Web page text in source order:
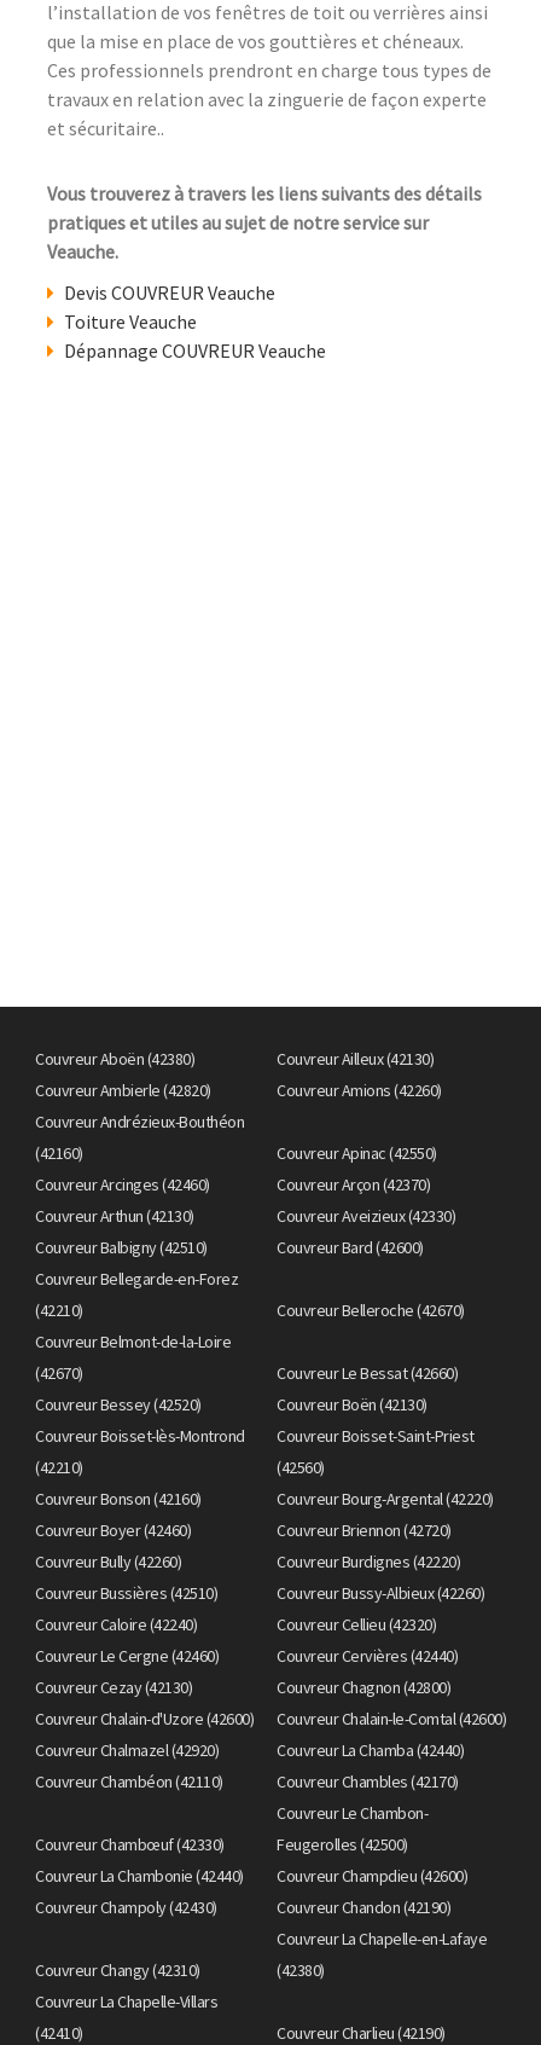
l’installation de vos fenêtres de toit ou verrières ainsi
que la mise en place de vos gouttières et chéneaux.
Ces professionnels prendront en charge tous types de
travaux en relation avec la zinguerie de façon experte
et sécuritaire..
Vous trouverez à travers les liens suivants des détails
pratiques et utiles au sujet de notre service sur
Veauche.
Devis COUVREUR Veauche
Toiture Veauche
Dépannage COUVREUR Veauche
Couvreur Aboën (42380)
Couvreur Ailleux (42130)
Couvreur Ambierle (42820)
Couvreur Amions (42260)
Couvreur Andrézieux-Bouthéon
(42160)
Couvreur Apinac (42550)
Couvreur Arcinges (42460)
Couvreur Arçon (42370)
Couvreur Arthun (42130)
Couvreur Aveizieux (42330)
Couvreur Balbigny (42510)
Couvreur Bard (42600)
Couvreur Bellegarde-en-Forez
(42210)
Couvreur Belleroche (42670)
Couvreur Belmont-de-la-Loire
(42670)
Couvreur Le Bessat (42660)
Couvreur Bessey (42520)
Couvreur Boën (42130)
Couvreur Boisset-lès-Montrond
(42210)
Couvreur Boisset-Saint-Priest
(42560)
Couvreur Bonson (42160)
Couvreur Bourg-Argental (42220)
Couvreur Boyer (42460)
Couvreur Briennon (42720)
Couvreur Bully (42260)
Couvreur Burdignes (42220)
Couvreur Bussières (42510)
Couvreur Bussy-Albieux (42260)
Couvreur Caloire (42240)
Couvreur Cellieu (42320)
Couvreur Le Cergne (42460)
Couvreur Cervières (42440)
Couvreur Cezay (42130)
Couvreur Chagnon (42800)
Couvreur Chalain-d'Uzore (42600)
Couvreur Chalain-le-Comtal (42600)
Couvreur Chalmazel (42920)
Couvreur La Chamba (42440)
Couvreur Chambéon (42110)
Couvreur Chambles (42170)
Couvreur Chambœuf (42330)
Couvreur Le Chambon-
Feugerolles (42500)
Couvreur La Chambonie (42440)
Couvreur Champdieu (42600)
Couvreur Champoly (42430)
Couvreur Chandon (42190)
Couvreur Changy (42310)
Couvreur La Chapelle-en-Lafaye
(42380)
Couvreur La Chapelle-Villars
(42410)
Couvreur Charlieu (42190)